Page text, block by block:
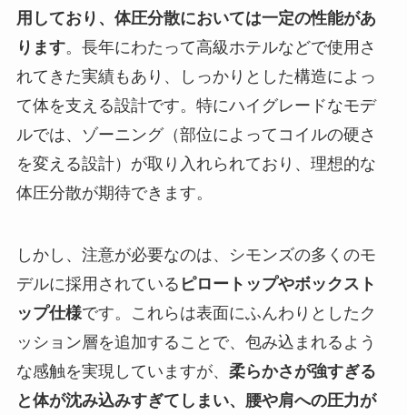
用しており、体圧分散においては一定の性能があ
ります。長年にわたって高級ホテルなどで使用さ
れてきた実績もあり、しっかりとした構造によっ
て体を支える設計です。特にハイグレードなモデ
ルでは、ゾーニング（部位によってコイルの硬さ
を変える設計）が取り入れられており、理想的な
体圧分散が期待できます。
しかし、注意が必要なのは、シモンズの多くのモ
デルに採用されている ピロートップやボックスト
ップ仕様です。これらは表面にふんわりとしたク
ッション層を追加することで、包み込まれるよう
な感触を実現していますが、 柔らかさが強すぎる
と体が沈み込みすぎてしまい、腰や肩への圧力が